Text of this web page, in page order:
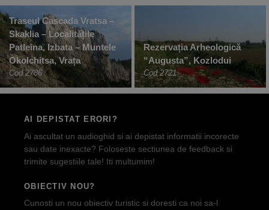
Traseul Cascada Vratsa –
Skaklia – Localitățile
Patleina, Izbata – Muntele
Okolchitsa, Vrața
Cod 2786
Rezervația Arheologică
“Augusta”, Kozlodui
Cod 2721
AI DEPISTAT ERORI?
Ai ascultat un audioghid si ai depistat informatii incorecte
sau date inexacte? Foloseste sectiunea de feedback si
trimite sugestiile tale! Iti multumim!
OBIECTIV NOU?
Cunosti un nou obiectiv turistic si doresti ca noi sa-l